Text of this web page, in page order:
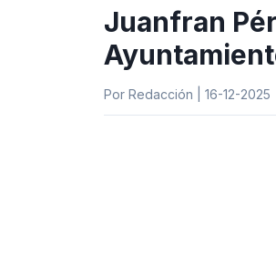
Juanfran
Por Redacción | 16-12-2025